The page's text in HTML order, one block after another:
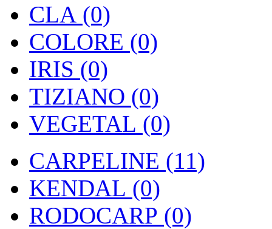
CLA (0)
COLORE (0)
IRIS (0)
TIZIANO (0)
VEGETAL (0)
CARPELINE (11)
KENDAL (0)
RODOCARP (0)